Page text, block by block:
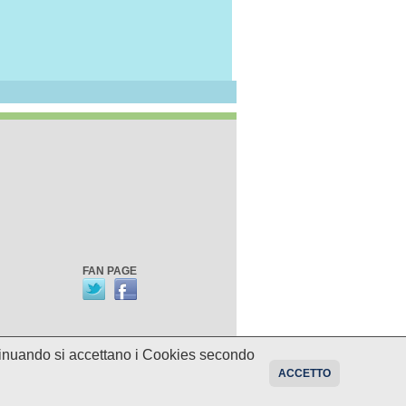
FAN PAGE
programmi potrebbero essere
si accettano i Cookies secondo
ACCETTO